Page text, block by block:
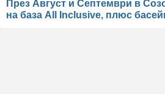
През Август и Септември в
на база All Inclusive, плюс